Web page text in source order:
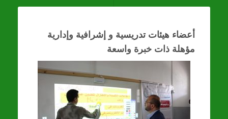
أعضاء هيئات تدريسية و إشرافية وإدارية
مؤهلة ذات خبرة واسعة